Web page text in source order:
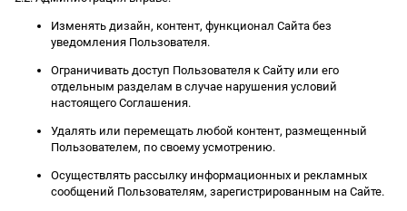
Изменять дизайн, контент, функционал Сайта без
уведомления Пользователя.
Ограничивать доступ Пользователя к Сайту или его
отдельным разделам в случае нарушения условий
настоящего Соглашения.
Удалять или перемещать любой контент, размещенный
Пользователем, по своему усмотрению.
Осуществлять рассылку информационных и рекламных
сообщений Пользователям, зарегистрированным на Сайте.